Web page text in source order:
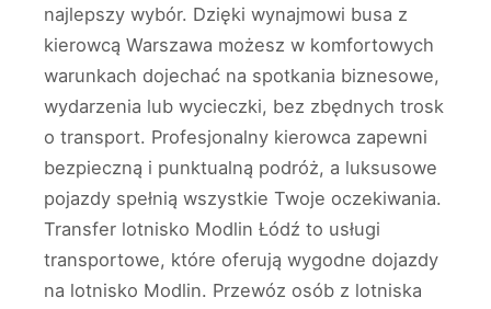
najlepszy wybór. Dzięki wynajmowi busa z
kierowcą Warszawa możesz w komfortowych
warunkach dojechać na spotkania biznesowe,
wydarzenia lub wycieczki, bez zbędnych trosk
o transport. Profesjonalny kierowca zapewni
bezpieczną i punktualną podróż, a luksusowe
pojazdy spełnią wszystkie Twoje oczekiwania.
Transfer lotnisko Modlin Łódź to usługi
transportowe, które oferują wygodne dojazdy
na lotnisko Modlin. Przewóz osób z lotniska